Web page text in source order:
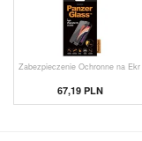
Zabezpieczenie Ochronne na Ekr
67,19 PLN